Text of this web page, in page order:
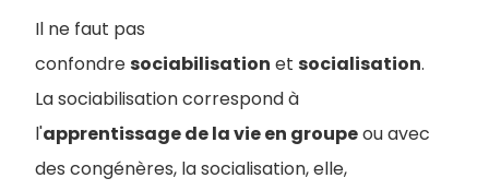
Il ne faut pas
confondresociabilisation et socialisation.
La sociabilisation correspond à
l'apprentissage de la vie en groupeou avec
des congénères, la socialisation, elle,